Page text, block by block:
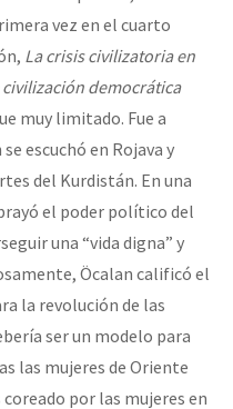
vez en el cuarto
La crisis civilizatoria en
democrática
muy limitado. Fue a
escuchó en Rojava y
del Kurdistán. En una
el poder político del
una “vida digna” y
Öcalan calificó el
la revolución de las
ser un modelo para
las mujeres de Oriente
coreado por las mujeres en